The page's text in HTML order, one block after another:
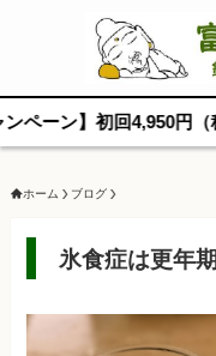
4,950円（税込）の特別
ホーム ブログ
氷食症は更年